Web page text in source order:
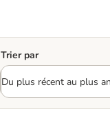
Trier par